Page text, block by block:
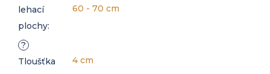
lehací
plochy:
60 - 70 cm
?
Tloušťka
4 cm